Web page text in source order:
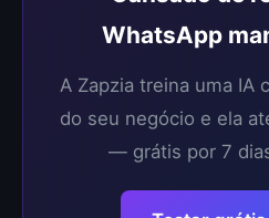
WhatsApp
A Zapzia treina uma IA
do seu negócio e ela
— grátis por 7